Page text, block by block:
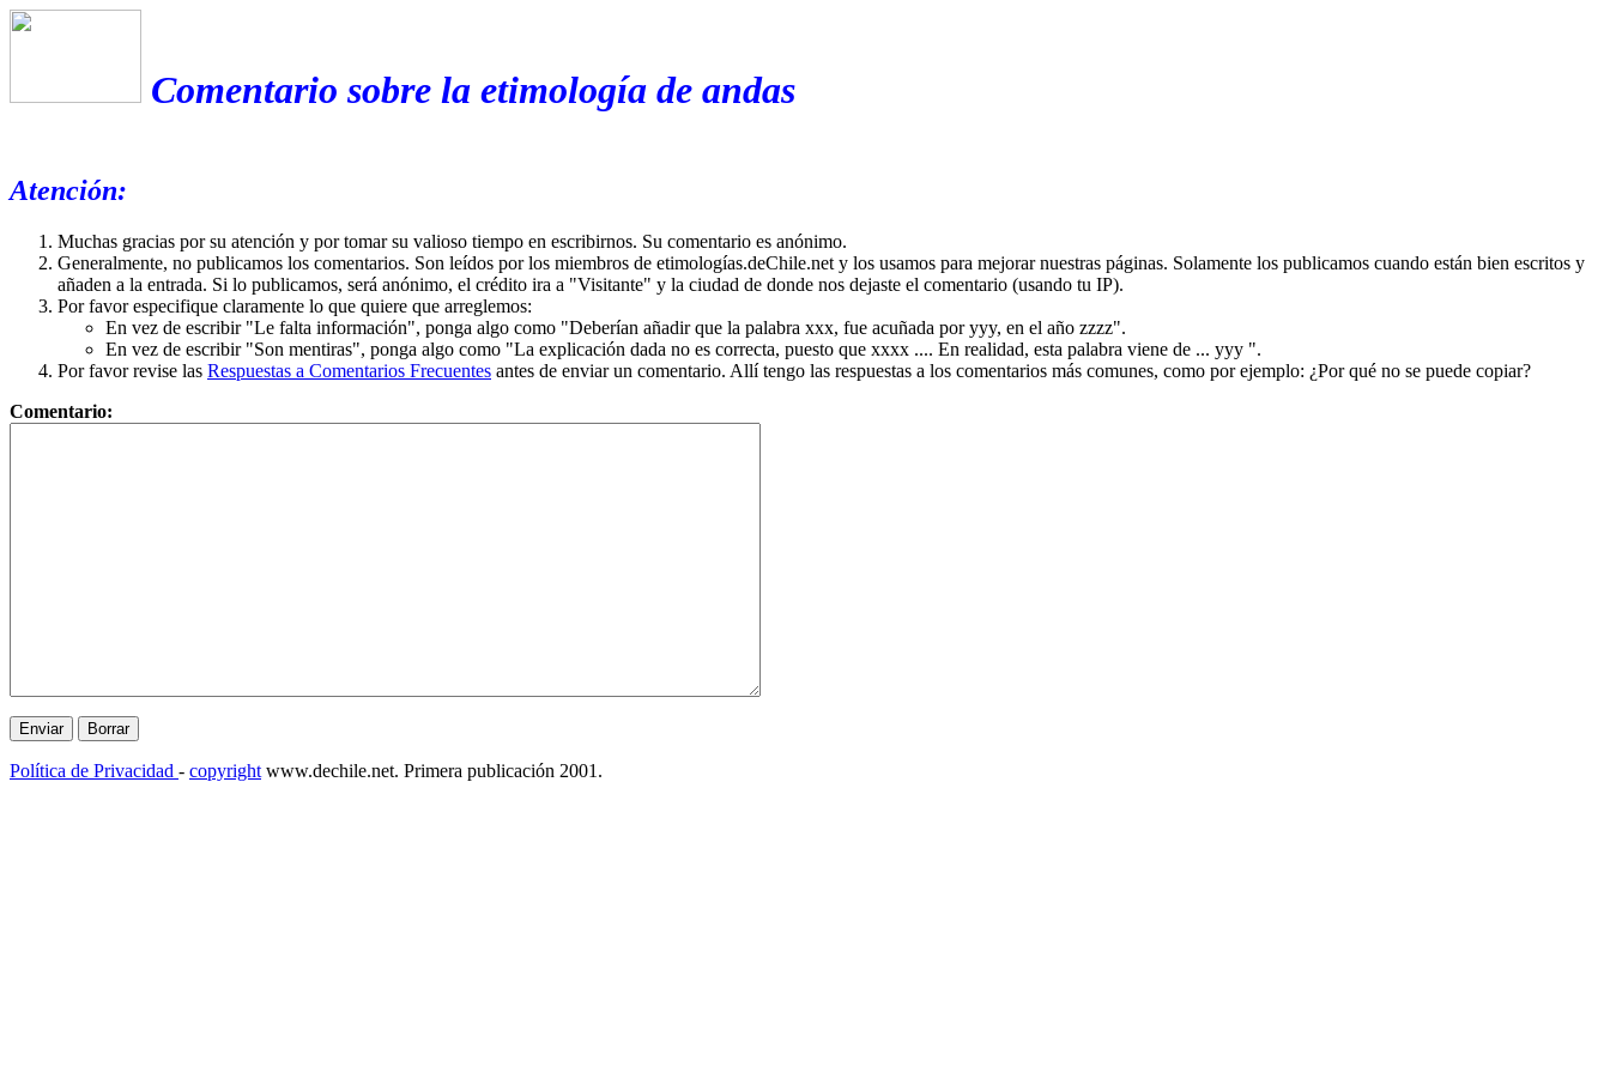
Comentario sobre la etimología de andas
Atención:
Muchas gracias por su atención y por tomar su valioso tiempo en escribirnos. Su comentario es anónimo.
Generalmente, no publicamos los comentarios. Son leídos por los miembros de etimologías.deChile.net y los usamos para mejorar nuestras páginas. Solamente los publicamos cuando están bien escritos y
añaden a la entrada. Si lo publicamos, será anónimo, el crédito ira a "Visitante" y la ciudad de donde nos dejaste el comentario (usando tu IP).
Por favor especifique claramente lo que quiere que arreglemos:
En vez de escribir "Le falta información", ponga algo como "Deberían añadir que la palabra xxx, fue acuñada por yyy, en el año zzzz".
En vez de escribir "Son mentiras", ponga algo como "La explicación dada no es correcta, puesto que xxxx .... En realidad, esta palabra viene de ... yyy ".
Por favor revise las Respuestas a Comentarios Frecuentes antes de enviar un comentario. Allí tengo las respuestas a los comentarios más comunes, como por ejemplo: ¿Por qué no se puede copiar?
Comentario:
Política de Privacidad - copyright www.dechile.net. Primera publicación 2001.